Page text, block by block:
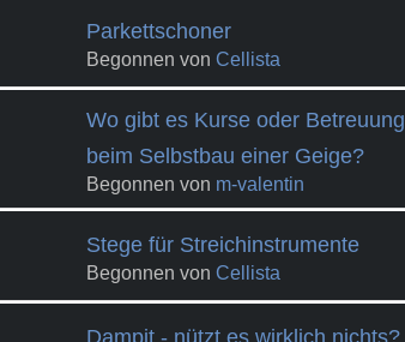
Parkettschoner
Begonnen von Cellista
Wo gibt es Kurse oder Betreuung
beim Selbstbau einer Geige?
Begonnen von m-valentin
Stege für Streichinstrumente
Begonnen von Cellista